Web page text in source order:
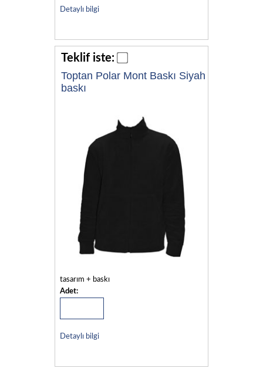
Detaylı bilgi
Teklif iste:
Toptan Polar Mont Baskı Siyah
baskı
tasarım + baskı
Adet:
Detaylı bilgi